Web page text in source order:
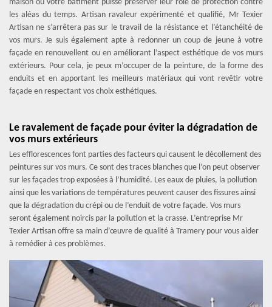
maison ou votre bâtiment puisse préserver leur rôle de protection contre
les aléas du temps. Artisan ravaleur expérimenté et qualifié, Mr Texier
Artisan ne s’arrêtera pas sur le travail de la résistance et l’étanchéité de
vos murs. Je suis également apte à redonner un coup de jeune à votre
façade en renouvellent ou en améliorant l’aspect esthétique de vos murs
extérieurs. Pour cela, je peux m’occuper de la peinture, de la forme des
enduits et en apportant les meilleurs matériaux qui vont revêtir votre
façade en respectant vos choix esthétiques.
Le ravalement de façade pour éviter la dégradation de
vos murs extérieurs
Les efflorescences font parties des facteurs qui causent le décollement des
peintures sur vos murs. Ce sont des traces blanches que l’on peut observer
sur les façades trop exposées à l’humidité. Les eaux de pluies, la pollution
ainsi que les variations de températures peuvent causer des fissures ainsi
que la dégradation du crépi ou de l’enduit de votre façade. Vos murs
seront également noircis par la pollution et la crasse. L’entreprise Mr
Texier Artisan offre sa main d’œuvre de qualité à Tramery pour vous aider
à remédier à ces problèmes.